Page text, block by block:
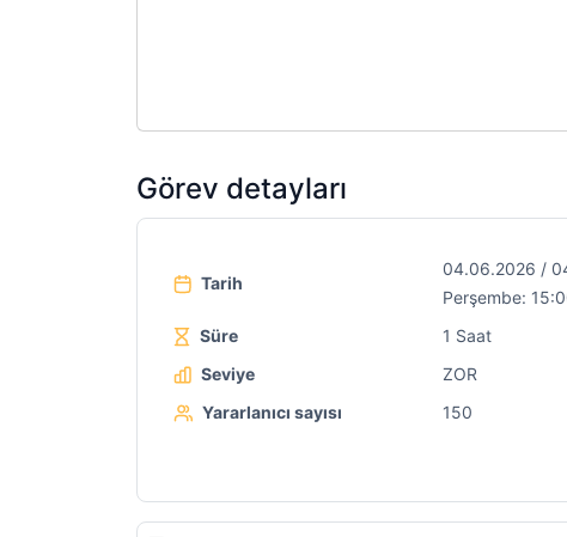
Görev detayları
Tarih
04.06.2026 /
Perşembe:
Süre 1 Saat
Seviye
ZOR
Yararlanıcı sayısı
150